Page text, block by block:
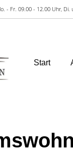
- Fr. 09.00 - 12.00 Uhr,
Start